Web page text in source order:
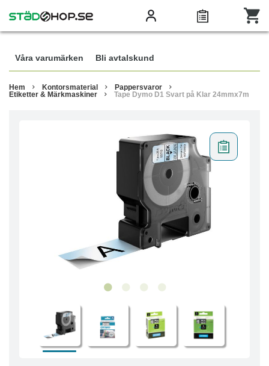
Våra varumärken Bli avtalskund
Hem Kontorsmaterial
Pappersvaror
Etiketter & Märkmaskiner
Tape Dymo D1 Svart på Klar 24mmx7m